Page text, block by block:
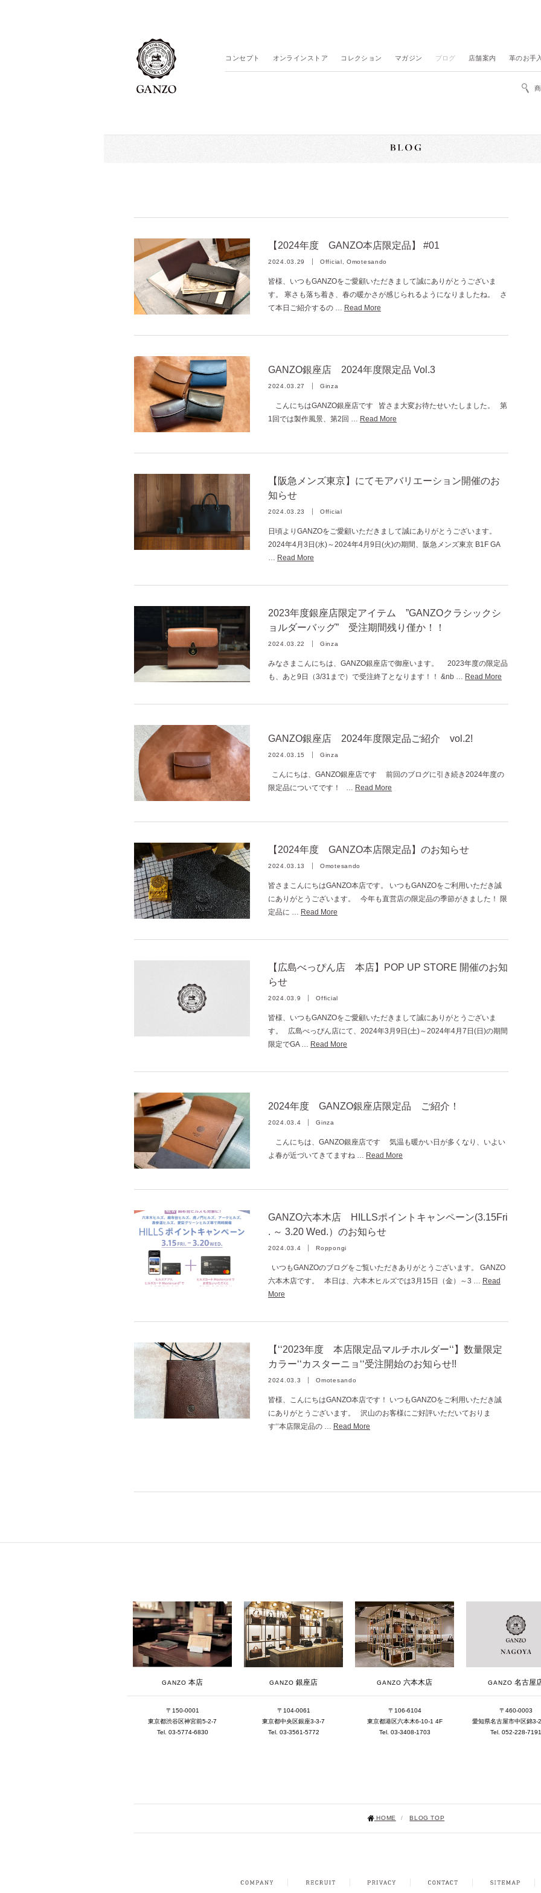
コンセプト オンラインストア コレクション マガジン ブログ 店舗案内 革のお手
【2024年度 GANZO本店限定品】 #01
2024.03.29 Official, Omotesando
皆様、いつもGANZOをご愛顧いただきまして誠にありがとうございま
す。 寒さも落ち着き、春の暖かさが感じられるようになりましたね。 さ
て本日ご紹介するの … Read More
GANZO銀座店 2024年度限定品 Vol.3
2024.03.27 Ginza
こんにちはGANZO銀座店です 皆さま大変お待たせいたしました。 第
1回では製作風景、第2回 … Read More
【阪急メンズ東京】にてモアバリエーション開催のお
知らせ
2024.03.23 Official
日頃よりGANZOをご愛顧いただきまして誠にありがとうございます。
2024年4月3日(水)～2024年4月9日(火)の期間、阪急メンズ東京 B1F GA
… Read More
2023年度銀座店限定アイテム ”GANZOクラシックシ
ョルダーバッグ” 受注期間残り僅か！！
2024.03.22 Ginza
みなさまこんにちは、GANZO銀座店で御座います。 2023年度の限定品
も、あと9日（3/31まで）で受注終了となります！！ &nb … Read More
GANZO銀座店 2024年度限定品ご紹介 vol.2!
2024.03.15 Ginza
こんにちは、GANZO銀座店です 前回のブログに引き続き2024年度の
限定品についてです！ … Read More
【2024年度 GANZO本店限定品】のお知らせ
2024.03.13 Omotesando
皆さまこんにちはGANZO本店です。 いつもGANZOをご利用いただき誠
にありがとうございます。 今年も直営店の限定品の季節がきました！ 限
定品に … Read More
【広島べっぴん店 本店】POP UP STORE 開催のお知
らせ
2024.03.9 Official
皆様、いつもGANZOをご愛顧いただきまして誠にありがとうございま
す。 広島べっぴん店にて、2024年3月9日(土)～2024年4月7日(日)の期間
限定でGA … Read More
2024年度 GANZO銀座店限定品 ご紹介！
2024.03.4 Ginza
こんにちは、GANZO銀座店です 気温も暖かい日が多くなり、いよい
よ春が近づいてきてますね … Read More
GANZO六本木店 HILLSポイントキャンペーン(3.15Fri
. ～ 3.20 Wed.）のお知らせ
2024.03.4 Roppongi
いつもGANZOのブログをご覧いただきありがとうございます。 GANZO
六本木店です。 本日は、六本木ヒルズでは3月15日（金）～3 … Read
More
【‘‘2023年度 本店限定品マルチホルダー‘‘】数量限定
カラー‘‘カスターニョ‘‘受注開始のお知らせ!!
2024.03.3 Omotesando
皆様、こんにちはGANZO本店です！ いつもGANZOをご利用いただき誠
にありがとうございます。 沢山のお客様にご好評いただいておりま
す‘‘本店限定品の … Read More
GANZO 本店
〒150-0001
東京都渋谷区神宮前5-2-7
Tel. 03-5774-6830
GANZO 銀座店
〒104-0061
東京都中央区銀座3-3-7
Tel. 03-3561-5772
GANZO 六本木店
〒106-6104
東京都港区六本木6-10-1 4F
Tel. 03-3408-1703
GANZO 名古屋
〒460-0003
愛知県名古屋市中区錦3-
Tel. 052-228-7191
HOME / BLOG TOP
INSTAGRAM